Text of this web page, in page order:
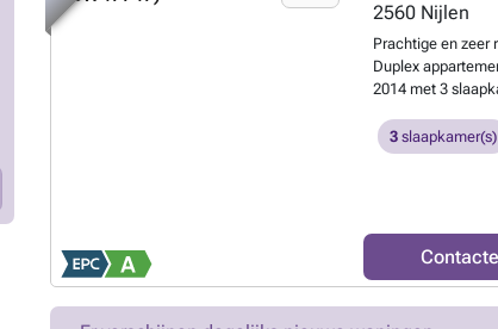
2560 Nijlen
Prachtige en zeer
Duplex
2014 met 3
type D met
Zuidkant:
wasplaats/
en badkamer.
centrum -2
mogelijk. -Geen
fietsberging in
3 slaapkamer(s)